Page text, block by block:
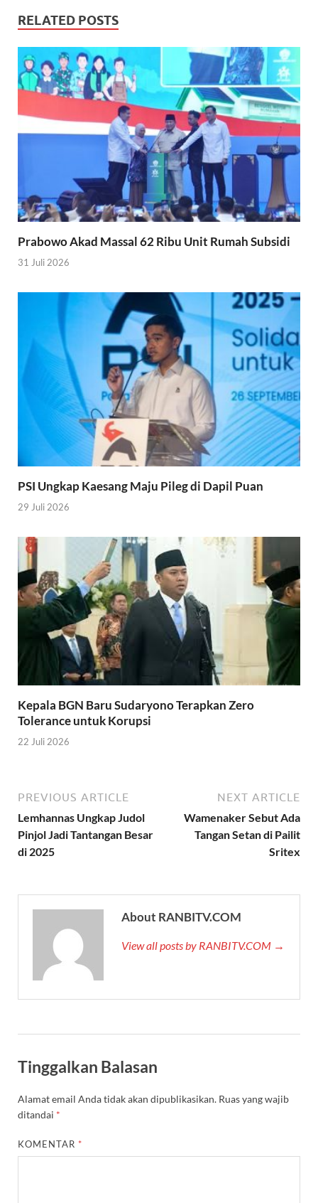
RELATED POSTS
Prabowo Akad Massal 62 Ribu Unit Rumah Subsidi
31 Juli 2026
PSI Ungkap Kaesang Maju Pileg di Dapil Puan
29 Juli 2026
Kepala BGN Baru Sudaryono Terapkan Zero
Tolerance untuk Korupsi
22 Juli 2026
PREVIOUS ARTICLE
Lemhannas Ungkap Judol
Pinjol Jadi Tantangan Besar
di 2025
NEXT ARTICLE
Wamenaker Sebut Ada
Tangan Setan di Pailit
Sritex
About RANBITV.COM
View all posts by RANBITV.COM →
Tinggalkan Balasan
Alamat email Anda tidak akan dipublikasikan. Ruas yang wajib
ditandai *
KOMENTAR *